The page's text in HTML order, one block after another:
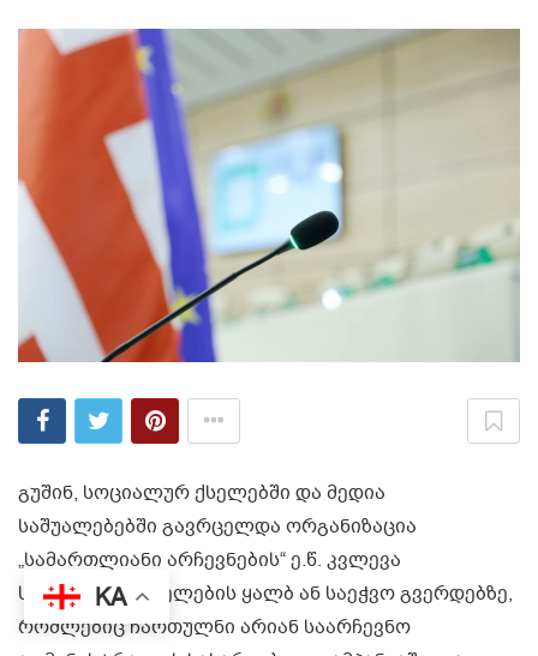
გუშინ, სოციალურ ქსელებში და მედია
საშუალებებში გავრცელდა ორგანიზაცია
„სამართლიანი არჩევნების“ ე.წ. კვლევა
სოციალური ქსელების ყალბ ან საეჭვო გვერდებზე,
რომლებიც ჩართულნი არიან საარჩევნო
KA